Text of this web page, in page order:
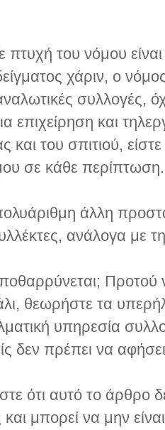
πτυχή του νόμου
χάριν, ο
συλλογές,
επιχείρηση και
και του σπιτιού,
σε κάθε περίπτωση.
άλλη
ανάλογα με
Προτού
θεωρήστε τα
υπηρεσία
δεν πρέπει να
ότι αυτό το άρθρο
μπορεί να μην